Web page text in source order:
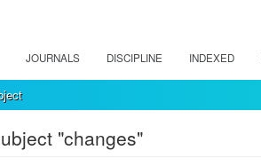
JOURNALS DISCIPLINE INDEXED
"changes"